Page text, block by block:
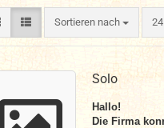
Sortieren nach
Sortieren nach
Solo
Hallo!
Die Firma